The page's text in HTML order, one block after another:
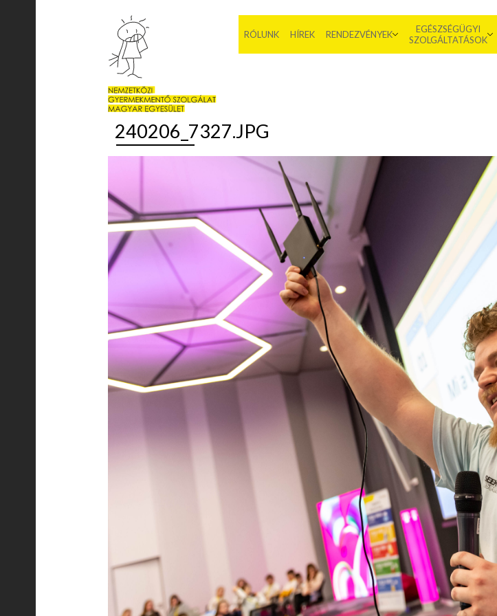
RÓLUNK HÍREK RENDEZVÉNYEK
EGÉSZSÉGÜGYI
SZOLGÁLTATÁSOK
240206_7327.JPG